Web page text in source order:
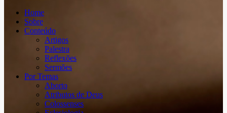
Home
Sobre
Conteúdo
Artigos
Palestra
Reflexões
Sermões
Por Temas
Aborto
Atributos de Deus
Colossenses